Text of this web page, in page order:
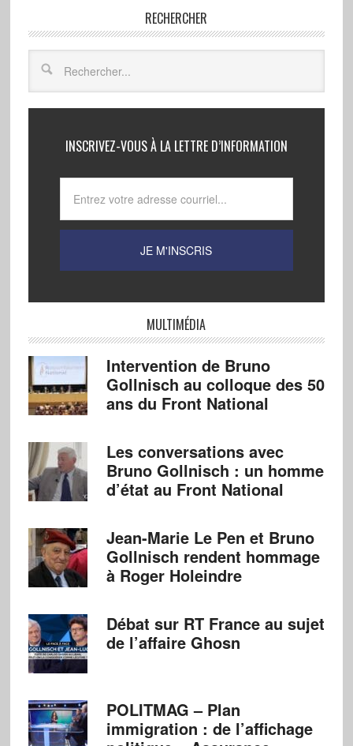
RECHERCHER
INSCRIVEZ-VOUS À LA LETTRE D’INFORMATION
MULTIMÉDIA
Intervention de Bruno
Gollnisch au colloque des 50
ans du Front National
Les conversations avec
Bruno Gollnisch : un homme
d’état au Front National
Jean-Marie Le Pen et Bruno
Gollnisch rendent hommage
à Roger Holeindre
Débat sur RT France au sujet
de l’affaire Ghosn
POLITMAG – Plan
immigration : de l’affichage